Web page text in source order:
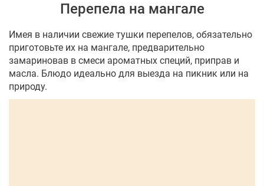
Перепела на мангале
Имея в наличии свежие тушки перепелов, обязательно
приготовьте их на мангале, предварительно
замариновав в смеси ароматных специй, приправ и
масла. Блюдо идеально для выезда на пикник или на
природу.